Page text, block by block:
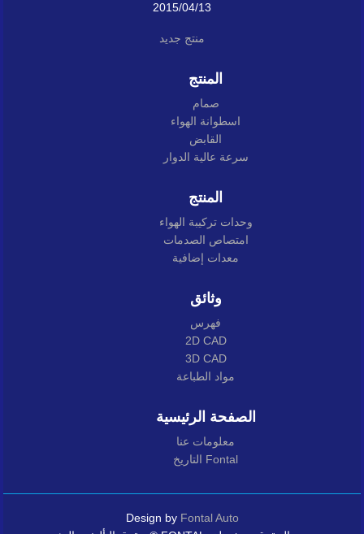
2015/04/13
منتج جديد
المنتج
صمام
اسطوانة الهواء
القابض
سرعة عالية الدوار
المنتج
وحدات تركيبة الهواء
امتصاص الصدمات
معدات إضافية
وثائق
فهرس
2D CAD
3D CAD
مواد الطباعة
الصفحة الرئيسية
معلومات عنا
التاريخ Fontal
Design by Fontal Auto